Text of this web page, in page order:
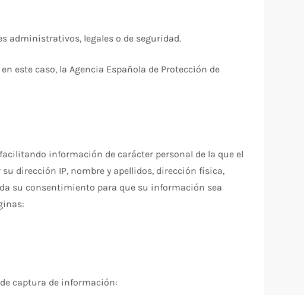
administrativos, legales o de seguridad.
este caso, la Agencia Española de Protección de
información de carácter personal de la que el
dirección IP, nombre y apellidos, dirección física,
su consentimiento para que su información sea
captura de información: